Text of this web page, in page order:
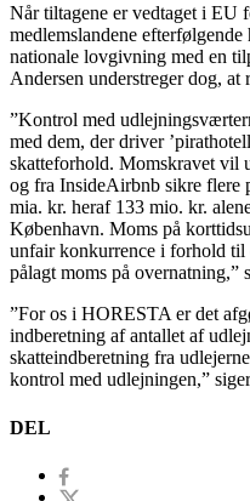
Når tiltagene er vedtaget i EU
medlemslandene
nationale lovgivning med en
Andersen understreger dog,
”Kontrol med
med dem, der driver
skatteforhold. Momskravet vil
og fra InsideAirbnb sikre flere
mia. kr. heraf 133 mio. kr.
København. Moms på
unfair konkurrence i forhold til
pålagt moms på overnatning,”
”For os i HORESTA er det
indberetning af antallet af
skatteindberetning fra
kontrol med udlejningen,”
DEL